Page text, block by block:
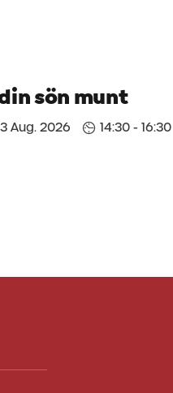
sön munt
Aug. 2026 14:30 - 16:30